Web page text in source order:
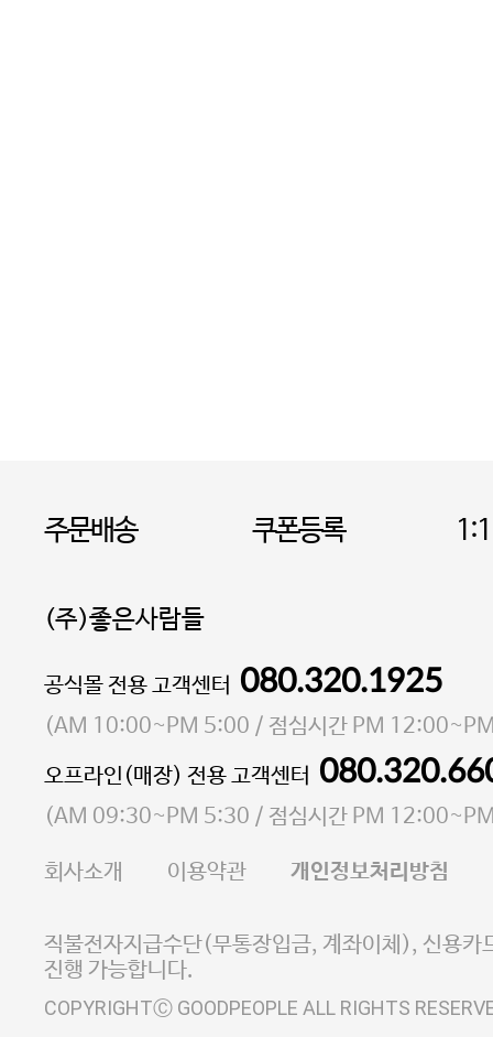
주문배송 쿠폰등록
(주)좋은사람들
대표 이성현,박영환| 개인정보관리책임자 김상현
소재지 서울특별시 마포구 마포대로4다길 41 마포
통신판매업 신고번호 2023-서울마포-3931호
사업자등록번호 105-81-58242
E-MAIL goodpeople@gpin.co.kr
사업자정보확인
이니시스 에스크로 서비
공식몰 전용 고객센터 080.320.1925
(AM 10:00~PM 5:00 / 점심시간 PM
오프라인(매장) 전용 고객센터
(AM 09:30~PM 5:30 / 점심시간 PM
회사소개 이용약관 개인정보처리방침
직불전자지급수단(무통장입금, 계좌이체), 신용카
진행 가능합니다.
COPYRIGHTⒸ GOODPEOPLE ALL RIGHTS